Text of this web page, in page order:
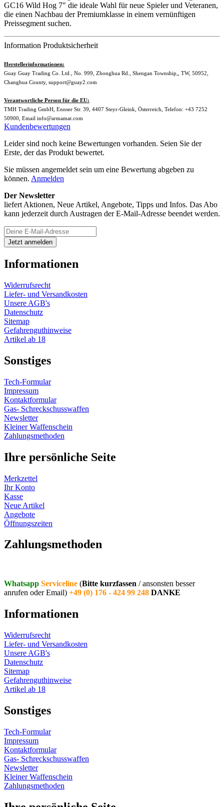
GC16 Wild Hog 7" die ideale Wahl für neue Spieler und Veteranen,
die einen Nachbau der Premiumklasse in einem vernünftigen
Preissegment suchen.
Information Produktsicherheit
Herstellerinformationen:
Guay Guay Trading Co. Ltd., No. 999, Zhonghua Rd., Shengan Township,, TW, 50952,
Changhua County, support@guay2.com
Verantwortliche Person für die EU:
TMH Trading GmbH, Ennser Str. 39, 4407 Steyr-Gleink, Österreich, Telefon: +43 7252
50900, Email info@armamat.com
Kundenbewertungen
Leider sind noch keine Bewertungen vorhanden. Seien Sie der
Erste, der das Produkt bewertet.
Sie müssen angemeldet sein um eine Bewertung abgeben zu
können. Anmelden
Der Newsletter
liefert Aktionen, Neue Artikel, Angebote, Tipps und Infos. Das Abo
kann jederzeit durch Austragen der E-Mail-Adresse beendet werden.
Informationen
Widerrufsrecht
Liefer- und Versandkosten
Unsere AGB's
Datenschutz
Sitemap
Gefahrenguthinweise
Artikel ab 18
Sonstiges
Tech-Formular
Impressum
Kontaktformular
Gas- Schreckschusswaffen
Newsletter
Kleiner Waffenschein
Zahlungsmethoden
Ihre persönliche Seite
Merkzettel
Ihr Konto
Kasse
Neue Artikel
Angebote
Öffnungszeiten
Zahlungsmethoden
Whatsapp Serviceline (Bitte kurzfassen / ansonsten besser
anrufen oder Email) +49 (0) 176 - 424 99 248 DANKE
Informationen
Widerrufsrecht
Liefer- und Versandkosten
Unsere AGB's
Datenschutz
Sitemap
Gefahrenguthinweise
Artikel ab 18
Sonstiges
Tech-Formular
Impressum
Kontaktformular
Gas- Schreckschusswaffen
Newsletter
Kleiner Waffenschein
Zahlungsmethoden